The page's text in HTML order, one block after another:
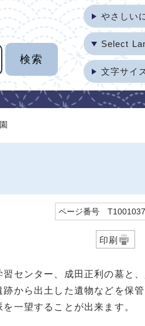
やさしい
Select
文字サイ
ページ番号 T1001037
印刷
センター、成田正利の墓と
から出土した遺物などを保
一望することが出来ます。